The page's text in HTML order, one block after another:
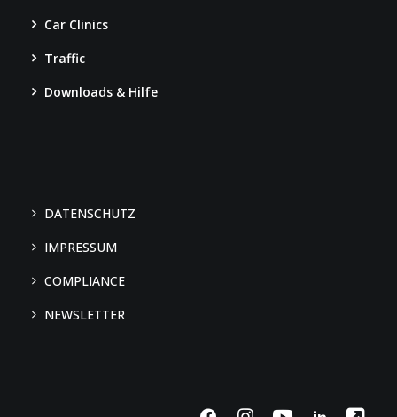
Car Clinics
Traffic
Downloads & Hilfe
DATENSCHUTZ
IMPRESSUM
COMPLIANCE
NEWSLETTER